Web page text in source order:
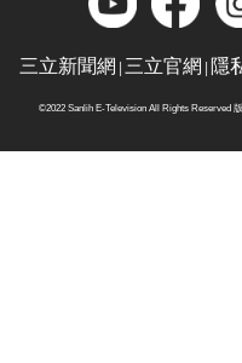
三立新聞網 三立官網 隱
©2022 Sanlih E-Television All Rights Reserved